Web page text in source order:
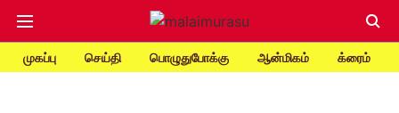
முகப்பு செய்தி பொழுதுபோக்கு ஆன்மிகம் க்ரைம்